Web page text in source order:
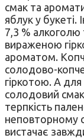
смак та
яблук у букеті.
7,3 %
вираженою
ароматом.
солодово-
гіркотою. А
солодовий
терпкість
неповторному
вистачає